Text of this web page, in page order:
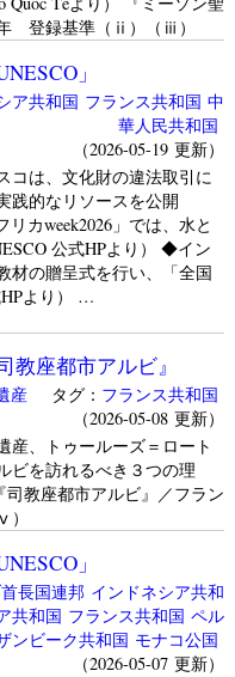
登録基準（ⅱ）（ⅲ）
」
ア共和国 フランス共和国 中
華人民共和国
（2026-05-19 更新）
は、文化財の違法取引に
践的なリソースを公開
カweek2026」では、水と
公式HPより） ◆イン
材の贈呈式を行い、「全国
より） …
教座都市アルビ』
産タグ： フランス共和国
（2026-05-08 更新）
、トゥールーズ＝ロート
ビを訪れるべき３つの理
教座都市アルビ』／フラン
」
長国連邦 インドネシア共和
共和国 フランス共和国 ペル
ンビーク共和国 モナコ公国
（2026-05-07 更新）